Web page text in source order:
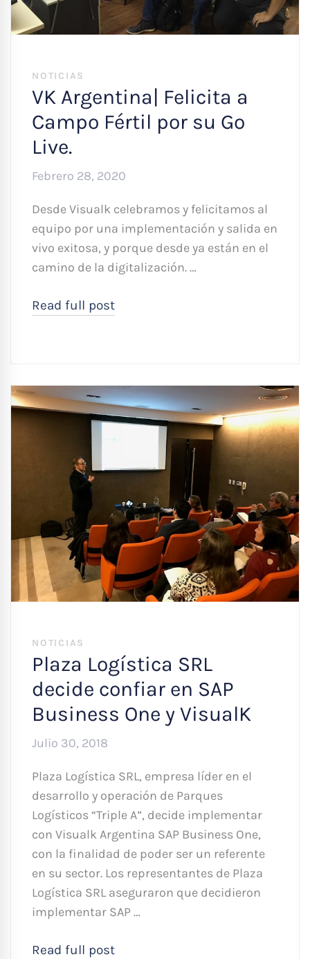
NOTICIAS
VK Argentina| Felicita a
Campo Fértil por su Go
Live.
Febrero 28, 2020
Desde Visualk celebramos y felicitamos al
equipo por una implementación y salida en
vivo exitosa, y porque desde ya están en el
camino de la digitalización. …
Read full post
NOTICIAS
Plaza Logística SRL
decide confiar en SAP
Business One y VisualK
Julio 30, 2018
Plaza Logística SRL, empresa líder en el
desarrollo y operación de Parques
Logísticos “Triple A”, decide implementar
con Visualk Argentina SAP Business One,
con la finalidad de poder ser un referente
en su sector. Los representantes de Plaza
Logística SRL aseguraron que decidieron
implementar SAP …
Read full post